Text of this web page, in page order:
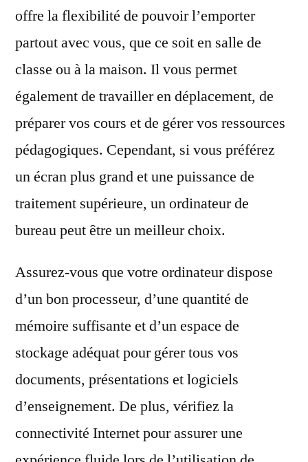
offre la flexibilité de pouvoir l’emporter
partout avec vous, que ce soit en salle de
classe ou à la maison. Il vous permet
également de travailler en déplacement, de
préparer vos cours et de gérer vos ressources
pédagogiques. Cependant, si vous préférez
un écran plus grand et une puissance de
traitement supérieure, un ordinateur de
bureau peut être un meilleur choix.
Assurez-vous que votre ordinateur dispose
d’un bon processeur, d’une quantité de
mémoire suffisante et d’un espace de
stockage adéquat pour gérer tous vos
documents, présentations et logiciels
d’enseignement. De plus, vérifiez la
connectivité Internet pour assurer une